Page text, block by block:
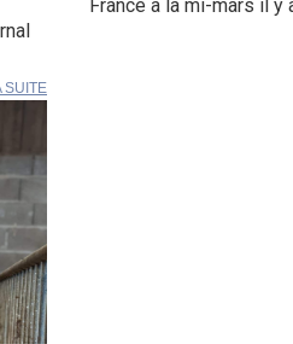
SUITE
France à la mi-mars il y